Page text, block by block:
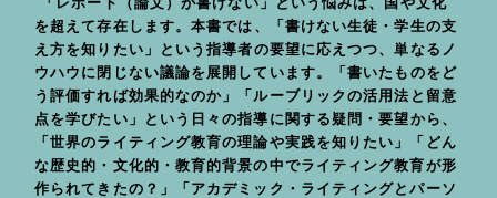
を超えて存在します。本書では、「書けない生徒・学生の支
え方を知りたい」という指導者の要望に応えつつ、単なるノ
ウハウに閉じない議論を展開しています。「書いたものをど
う評価すれば効果的なのか」「ルーブリックの活用法と留意
点を学びたい」という日々の指導に関する疑問・要望から、
「世界のライティング教育の理論や実践を知りたい」「どん
な歴史的・文化的・教育的背景の中でライティング教育が形
作られてきたの？」「アカデミック・ライティングとパーソ